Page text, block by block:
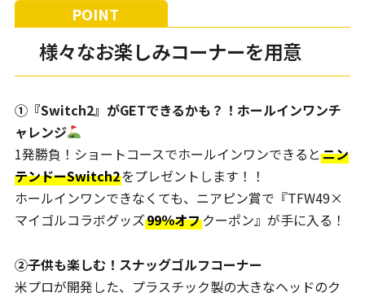
様々なお楽しみコーナーを用意
①『Switch2』がGETできるかも？！ホールインワンチ
ャレンジ
1発勝負！ショートコースでホールインワンできると ニン
テンドーSwitch2をプレゼントします！！
ホールインワンできなくても、ニアピン賞で『TFW49×
マイゴルコラボグッズ99％オフクーポン』が手に入る！
②子供も楽しむ！スナッグゴルフコーナー
米プロが開発した、プラスチック製の大きなヘッドのク